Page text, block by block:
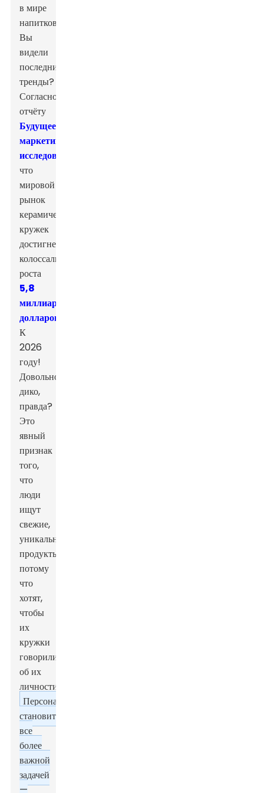
в мире
напитков.
Вы
видели
последние
тренды?
Согласно
отчёту
Будущее
маркетинговых
исследований
что
мировой
рынок
керамических
кружек
достигнет
колоссального
роста
5,8
миллиарда
долларов
К
2026
году!
Довольно
дико,
правда?
Это
явный
признак
того,
что
люди
ищут
свежие,
уникальные
продукты,
потому
что
хотят,
чтобы
их
кружки
говорили
об их
личности.
Персонализация
становится
все
более
важной
задачей
—